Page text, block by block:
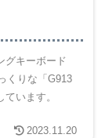
グキーボード
くりな「G913
います。
2023.11.20